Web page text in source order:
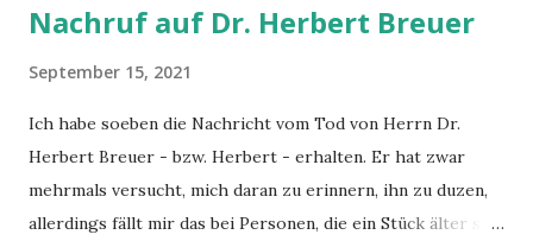
Nachruf auf Dr. Herbert Breuer
September 15, 2021
Ich habe soeben die Nachricht vom Tod von Herrn Dr.
Herbert Breuer - bzw. Herbert - erhalten. Er hat zwar
mehrmals versucht, mich daran zu erinnern, ihn zu duzen,
allerdings fällt mir das bei Personen, die ein Stück älter sind